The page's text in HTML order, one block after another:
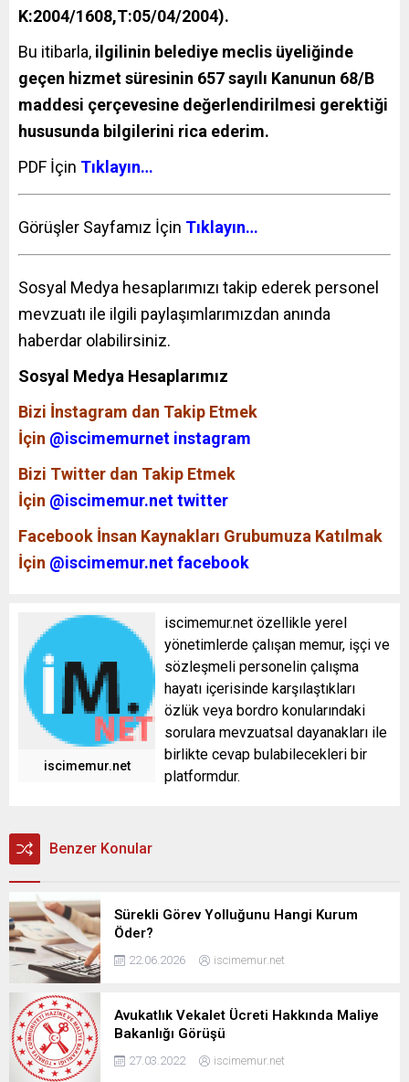
K:2004/1608,T:05/04/2004).
Bu itibarla, ilgilinin belediye meclis üyeliğinde
geçen hizmet süresinin 657 sayılı Kanunun 68/B
maddesi çerçevesine değerlendirilmesi gerektiği
hususunda bilgilerini rica ederim.
PDF İçin Tıklayın…
Görüşler Sayfamız İçin Tıklayın…
Sosyal Medya hesaplarımızı takip ederek personel
mevzuatı ile ilgili paylaşımlarımızdan anında
haberdar olabilirsiniz.
Sosyal Medya Hesaplarımız
Bizi İnstagram dan Takip Etmek
İçin @iscimemurnet instagram
Bizi Twitter dan Takip Etmek
İçin @iscimemur.net twitter
Facebook İnsan Kaynakları Grubumuza Katılmak
İçin @iscimemur.net facebook
iscimemur.net
iscimemur.net özellikle yerel
yönetimlerde çalışan memur, işçi ve
sözleşmeli personelin çalışma
hayatı içerisinde karşılaştıkları
özlük veya bordro konularındaki
sorulara mevzuatsal dayanakları ile
birlikte cevap bulabilecekleri bir
platformdur.
Benzer Konular
Sürekli Görev Yolluğunu Hangi Kurum
Öder?
22.06.2026 iscimemur.net
Avukatlık Vekalet Ücreti Hakkında Maliye
Bakanlığı Görüşü
27.03.2022 iscimemur.net